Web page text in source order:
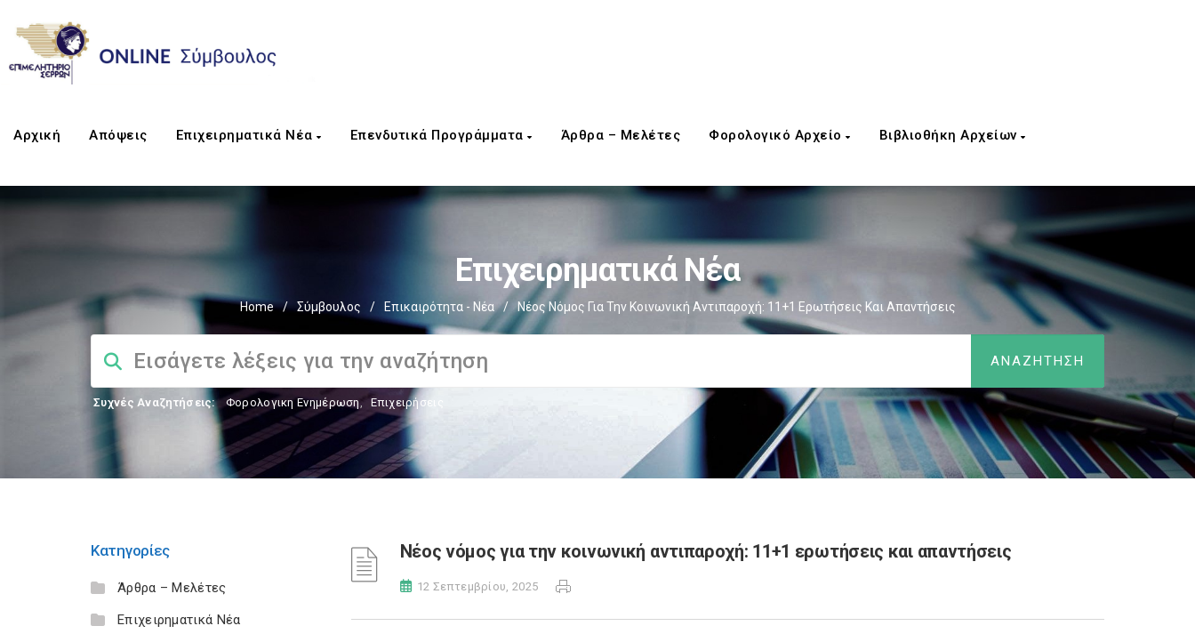
Αρχική Απόψεις Επιχειρηματικά Νέα Επενδυτικά Προγράμματα Άρθρα – Μελέτες Φορολογικό Αρχείο Βιβλιοθήκη Αρχείων
Επιχειρηματικά Νέα
Home / Σύμβουλος / Επικαιρότητα - Νέα / Νέος Νόμος Για Την Κοινωνική Αντιπαροχή: 11+1 Ερωτήσεις Και Απαντήσεις
Συχνές Αναζητήσεις: Φορολογικη Ενημέρωση, Επιχειρήσεις
Κατηγορίες
Άρθρα – Μελέτες
Επιχειρηματικά Νέα
Νέος νόμος για την κοινωνική αντιπαροχή: 11+1 ερωτήσεις και απαντήσεις
12 Σεπτεμβρίου, 2025